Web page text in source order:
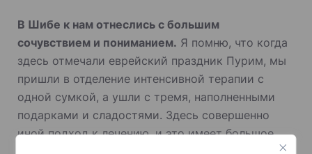
В Шибе к нам отнеслись с большим
сочувствием и пониманием. Я помню, что когда
здесь отмечали еврейский праздник Пурим, мы
пришли в отделение интенсивной терапии с
одной сумкой, а ушли с тремя, наполненными
подарками и сладостями. Здесь совершенно
иной подход к лечению, и это имеет большое